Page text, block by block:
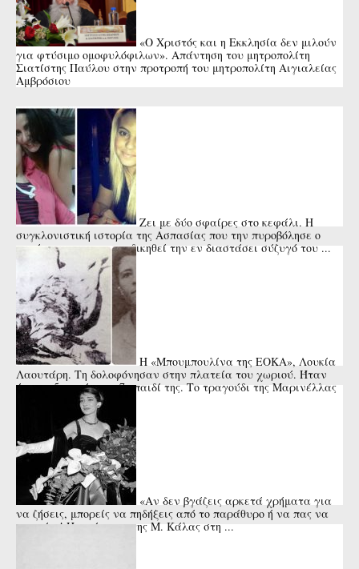
«Ο Χριστός και η Εκκλησία δεν μιλούν
για φτύσιμο ομοφυλόφιλων». Απάντηση του μητροπολίτη
Σιατίστης Παύλου στην προτροπή του μητροπολίτη Αιγιαλείας
Αμβρόσιου
Ζει με δύο σφαίρες στο κεφάλι. Η
συγκλονιστική ιστορία της Ασπασίας που την πυροβόλησε ο
πατέρας της για να εκδικηθεί την εν διαστάσει σύζυγό του ...
Η «Μπουμπουλίνα της ΕΟΚΑ», Λουκία
Λαουτάρη. Τη δολοφόνησαν στην πλατεία του χωριού. Ήταν
έγκυος 5 μηνών στο 7ο παιδί της. Το τραγούδι της Μαρινέλλας
«Αν δεν βγάζεις αρκετά χρήματα για
να ζήσεις, μπορείς να πηδήξεις από το παράθυρο ή να πας να
πνιγείς»! Η απάντηση της Μ. Κάλας στη ...